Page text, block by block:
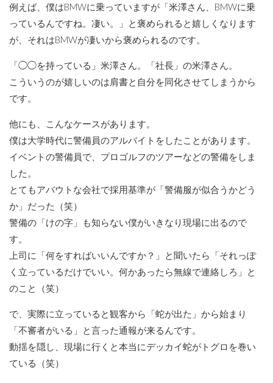
例えば、僕はBMWに乗っていますが「米澤さん、BMWに乗
っているんですね。凄い。」と褒められると嬉しくなります
が、それはBMWが凄いから褒められるのです。
「◯◯を持っている」米澤さん。「社長」の米澤さん。
こういうのが嬉しいのは肩書と自分を同化させてしまうから
です。
他にも、こんなケースがあります。
僕は大学時代に警備員のアルバイトをしたことがあります。
イベントの警備員で、プロゴルフのツアーなどの警備をしま
した。
とてもアバウトな会社で採用基準が「警備服が似合うかどう
か」だった（笑）
警備の「けの字」も知らない僕がいきなり現場に出るので
す。
上司に「何をすればいいんですか？」と聞いたら「それっぽ
く立っているだけでいい。何かあったら無線で連絡しろ」と
のこと（笑）
で、実際に立っていると観客から「蛇が出た」から始まり
「不審者がいる」と言った通報が来るんです。
動揺を隠し、現場に行くと本当にデッカイ蛇がトグロを巻い
ている（笑）